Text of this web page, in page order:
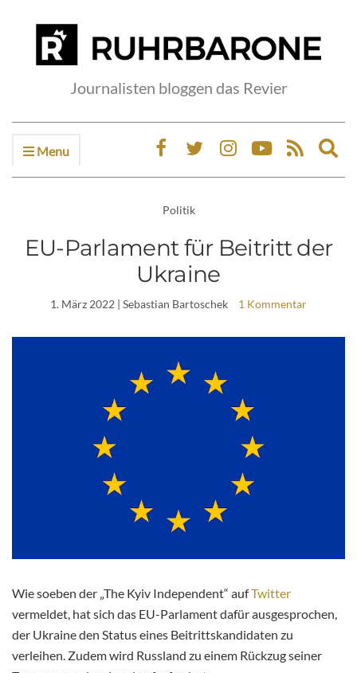
Journalisten bloggen das Revier
Menu
Politik
EU-Parlament für Beitritt der
Ukraine
1. März 2022 | Sebastian Bartoschek 1 Kommentar
Wie soeben der „The Kyiv Independent“ aufTwitter
vermeldet, hat sich das EU-Parlament dafür ausgesprochen,
der Ukraine den Status eines Beitrittskandidaten zu
verleihen. Zudem wird Russland zu einem Rückzug seiner